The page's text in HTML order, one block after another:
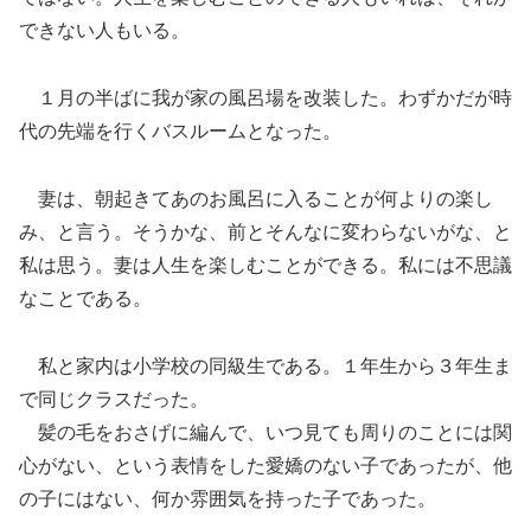
できない人もいる。
１月の半ばに我が家の風呂場を改装した。わずかだが時
代の先端を行くバスルームとなった。
妻は、朝起きてあのお風呂に入ることが何よりの楽し
み、と言う。そうかな、前とそんなに変わらないがな、と
私は思う。妻は人生を楽しむことができる。私には不思議
なことである。
私と家内は小学校の同級生である。１年生から３年生ま
で同じクラスだった。
髪の毛をおさげに編んで、いつ見ても周りのことには関
心がない、という表情をした愛嬌のない子であったが、他
の子にはない、何か雰囲気を持った子であった。